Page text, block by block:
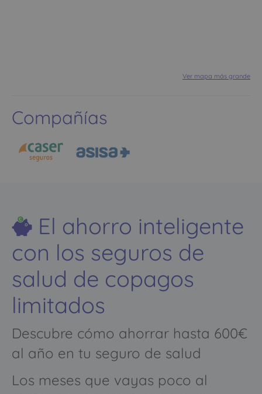
Ver mapa más grande
Compañías
El ahorro inteligente
con los seguros de
salud de copagos
limitados
Descubre cómo ahorrar hasta 600€
al año en tu seguro de salud
Los meses que vayas poco al